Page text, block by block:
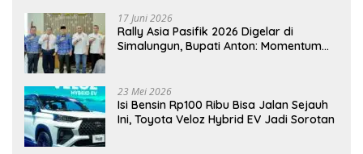
17 Juni 2026
Rally Asia Pasifik 2026 Digelar di
Simalungun, Bupati Anton: Momentum
23 Mei 2026
Isi Bensin Rp100 Ribu Bisa Jalan Sejauh
Ini, Toyota Veloz Hybrid EV Jadi Sorotan